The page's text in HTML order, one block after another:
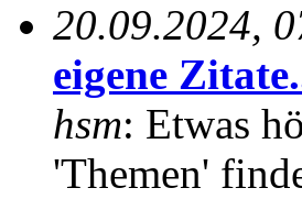
20.09.2024,
eigene
hsm: Etwas
'Themen'